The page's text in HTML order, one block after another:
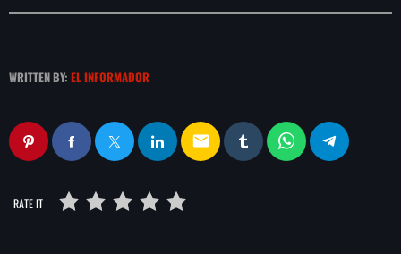
WRITTEN BY: EL INFORMADOR
email
RATE IT